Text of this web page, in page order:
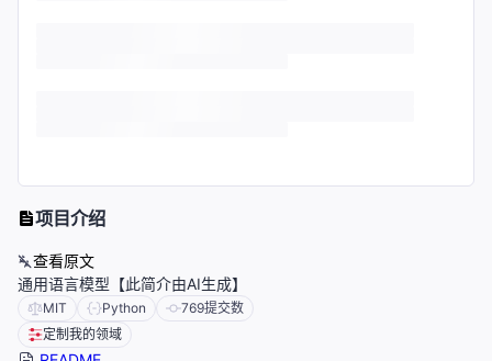
项目介绍
查看原文
通用语言模型【此简介由AI生成】
MIT Python 769提交数
定制我的领域